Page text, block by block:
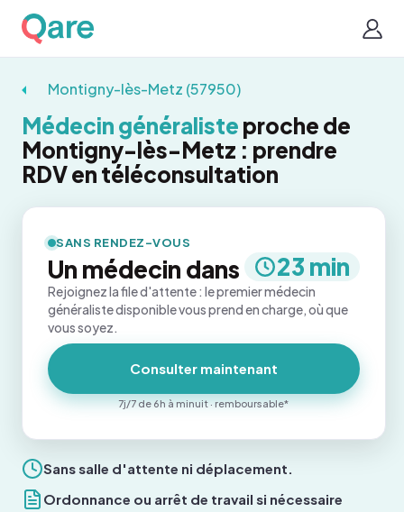
Montigny-lès-Metz (57950)
Médecin généraliste proche de
Montigny-lès-Metz : prendre
RDV en téléconsultation
Sans salle d'attente ni déplacement.
Ordonnance ou arrêt de travail si nécessaire
SANS RENDEZ-VOUS
Un médecin dans 23 min
Rejoignez la file d'attente : le premier médecin
généraliste disponible vous prend en charge, où que
vous soyez.
Consulter maintenant
7j/7 de 6h à minuit · remboursable*